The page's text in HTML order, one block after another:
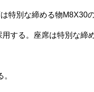
特別な締める物M8X30
する。座席は特別な締